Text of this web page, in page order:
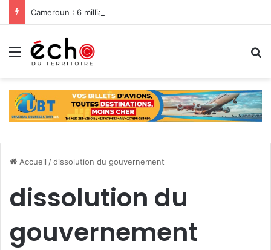
Menu
Accueil /dissolution du gouvernement
dissolution du
gouvernement